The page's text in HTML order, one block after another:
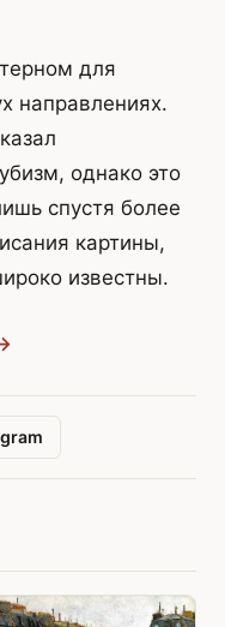
для
направлениях.
однако это
спустя более
картины,
известны.